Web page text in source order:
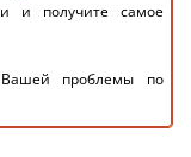
и получите самое
проблемы по